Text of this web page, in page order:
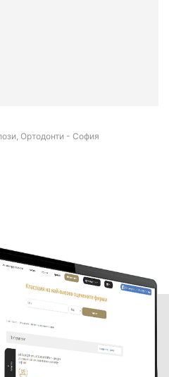
Ортодонти - София